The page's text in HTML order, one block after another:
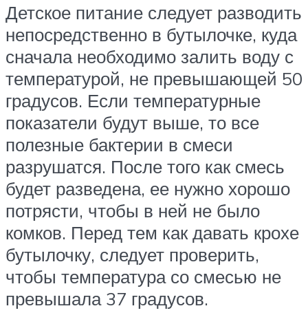
Детское питание следует разводить
непосредственно в бутылочке, куда
сначала необходимо залить воду с
температурой, не превышающей 50
градусов. Если температурные
показатели будут выше, то все
полезные бактерии в смеси
разрушатся. После того как смесь
будет разведена, ее нужно хорошо
потрясти, чтобы в ней не было
комков. Перед тем как давать крохе
бутылочку, следует проверить,
чтобы температура со смесью не
превышала 37 градусов.